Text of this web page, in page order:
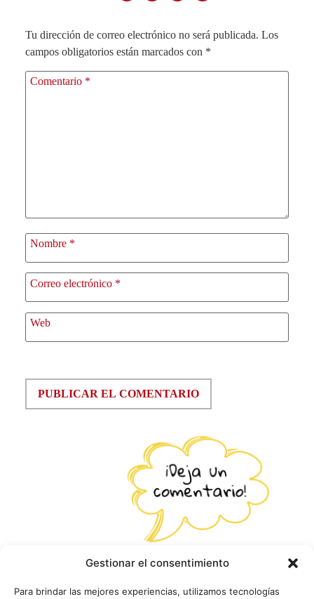
Gestionar el consentimiento
Para brindar las mejores experiencias, utilizamos tecnologías
Tu dirección de correo electrónico no será publicada. Los
campos obligatorios están marcados con *
Comentario *
Nombre *
Correo electrónico *
Web